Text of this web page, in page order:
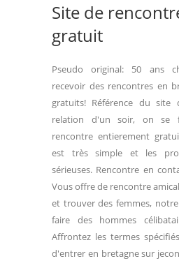
Site de
gratuit
Pseudo original: 50 ans
recevoir des rencontres en
gratuits! Référence du
relation d'un soir, on se
rencontre entierement
est très simple et les
sérieuses. Rencontre en
Vous offre de rencontre
et trouver des femmes,
faire des hommes
Affrontez les termes
d'entrer en bretagne sur